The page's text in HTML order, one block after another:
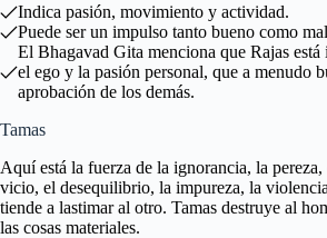
Indica pasión, movimiento y actividad.
Puede ser un impulso tanto bueno como
El Bhagavad Gita menciona que Rajas está
el ego y la pasión personal, que a menudo
aprobación de los demás.
Tamas
Aquí está la fuerza de la ignorancia, la
vicio, el desequilibrio, la impureza, la
tiende a lastimar al otro. Tamas destruye al
las cosas materiales.